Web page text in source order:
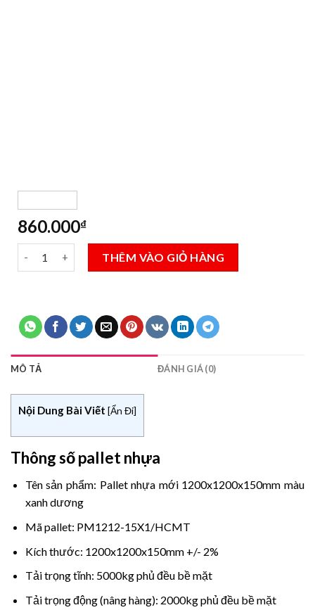
860.000₫
Pallet Nhựa 1200x1200x150mm Màu Xanh Dương số lượng
THÊM VÀO GIỎ HÀNG
MÔ TẢ ĐÁNH GIÁ (0)
Nội Dung Bài Viết [Ẩn Đi]
Thông số pallet nhựa
Tên sản phẩm: Pallet nhựa mới 1200x1200x150mm màu
xanh dương
Mã pallet: PM1212-15X1/HCMT
Kích thước: 1200x1200x150mm +/- 2%
Tải trọng tĩnh: 5000kg phủ đều bề mặt
Tải trọng động (nâng hàng): 2000kg phủ đều bề mặt